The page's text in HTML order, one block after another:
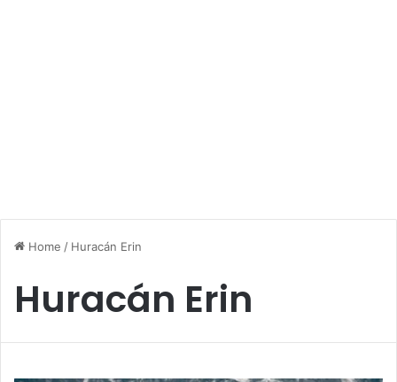
Home / Huracán Erin
Huracán Erin